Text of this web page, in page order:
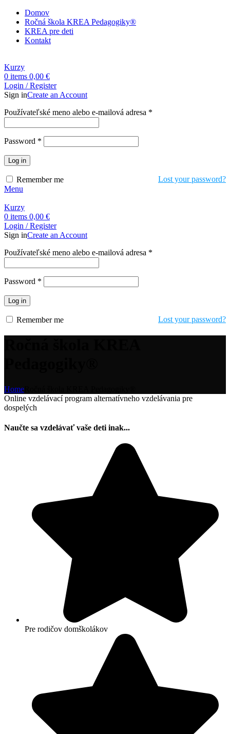
Domov
Ročná škola KREA Pedagogiky®
KREA pre deti
Kontakt
Kurzy
0 items 0,00 €
Login / Register
Sign inCreate an Account
Používateľské meno alebo e-mailová adresa *
Password *
Log in
Lost your password?
Remember me
Menu
Kurzy
0 items 0,00 €
Login / Register
Sign inCreate an Account
Používateľské meno alebo e-mailová adresa *
Password *
Log in
Lost your password?
Remember me
Home
Online vzdelávací program alternatívneho vzdelávania pre
dospelých
Naučte sa vzdelávať vaše deti inak...
Pre rodičov domškolákov